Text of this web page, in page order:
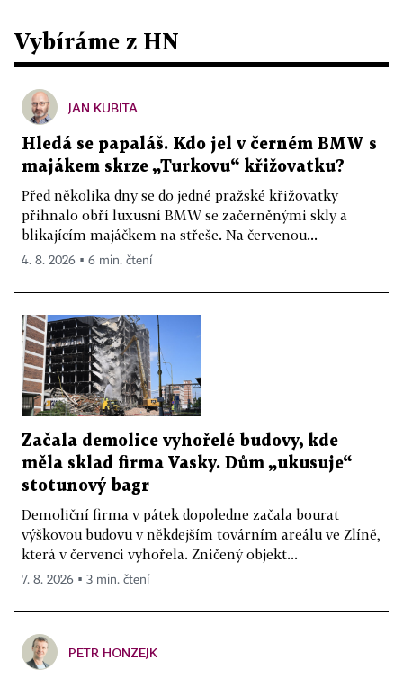
Vybíráme z HN
JAN KUBITA
Hledá se papaláš. Kdo jel v černém BMW s
majákem skrze „Turkovu“ křižovatku?
Před několika dny se do jedné pražské křižovatky
přihnalo obří luxusní BMW se začerněnými skly a
blikajícím majáčkem na střeše. Na červenou...
4. 8. 2026 ▪ 6 min. čtení
Začala demolice vyhořelé budovy, kde
měla sklad firma Vasky. Dům „ukusuje“
stotunový bagr
Demoliční firma v pátek dopoledne začala bourat
výškovou budovu v někdejším továrním areálu ve Zlíně,
která v červenci vyhořela. Zničený objekt...
7. 8. 2026 ▪ 3 min. čtení
PETR HONZEJK